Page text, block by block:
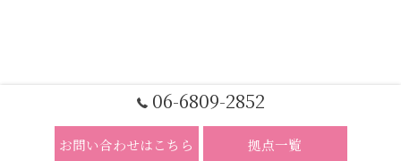
06-6809-2852
お問い合わせはこちら 拠点一覧